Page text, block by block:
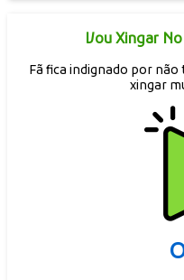
Vou Xingar
Fã fica indignado por
xingar